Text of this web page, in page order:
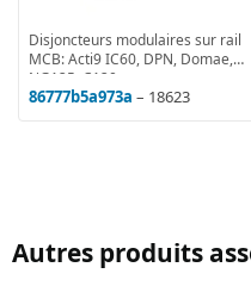
Disjoncteurs modulaires sur rail
MCB: Acti9 IC60, DPN, Domae,
NG125, C120
86777b5a973a – 18623
Autres produits